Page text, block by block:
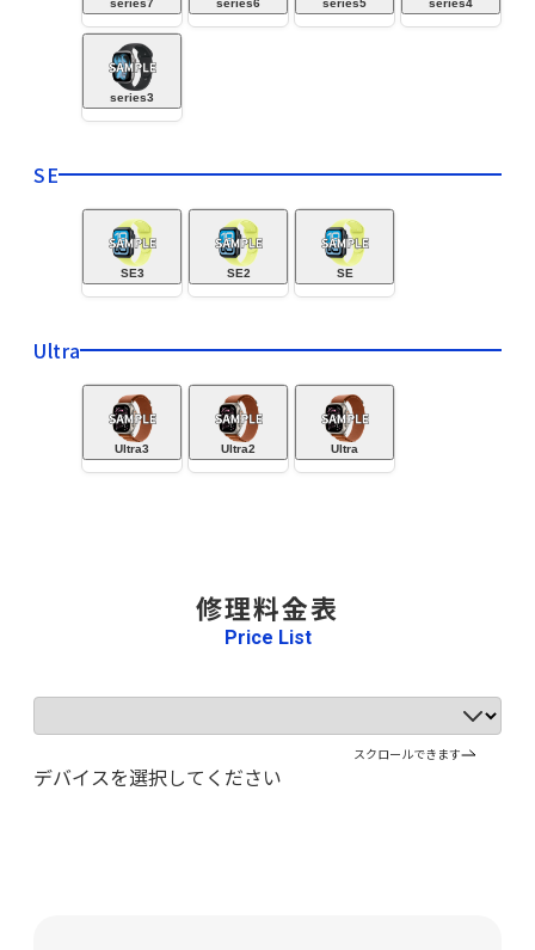
series7 series6 series5 series4
series3
SE
SE3 SE2 SE
Ultra
Ultra3 Ultra2 Ultra
修理料金表
Price List
デ
バ
イ
ス
スクロールできます
デバイスを選択してください